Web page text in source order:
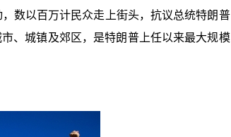
，数以百万计民众走上街头，抗议总统特朗普
、城镇及郊区，是特朗普上任以来最大规模